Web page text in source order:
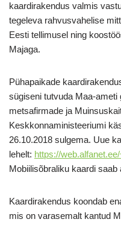
kaardirakendus valmis
tegeleva rahvusvahelise
Eesti tellimusel ning
Majaga.
Pühapaikade
sügiseni tutvuda Maa-
metsafirmade ja
Keskkonnaministeeriumi
26.10.2018 sulgema. Uue
lehelt: https://
Mobiilisõbraliku kaardi saab
Kaardirakendus koondab
mis on varasemalt kantud